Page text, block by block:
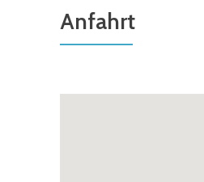
Anfahrt